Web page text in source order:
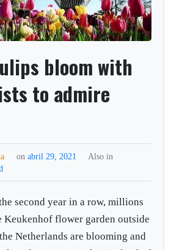
bloom with
to admire
on abril 29, 2021
Also in
second year in a row, millions
flower garden outside
Netherlands are blooming and